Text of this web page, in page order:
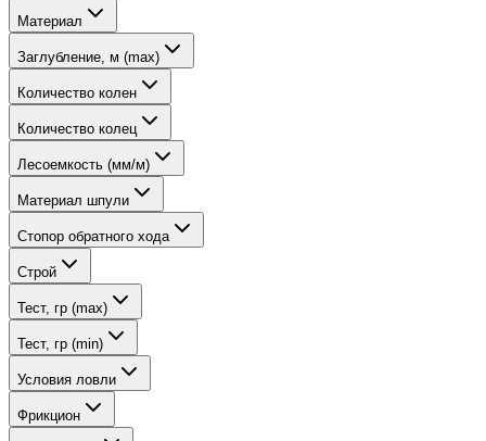
Материал
Заглубление, м (max)
Количество колен
Количество колец
Лесоемкость (мм/м)
Материал шпули
Стопор обратного хода
Строй
Тест, гр (max)
Тест, гр (min)
Условия ловли
Фрикцион